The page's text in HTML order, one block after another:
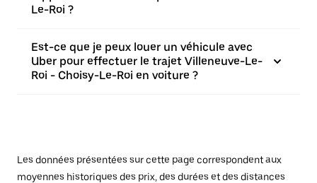
Le-Roi ?
Est-ce que je peux louer un véhicule avec
Uber pour effectuer le trajet Villeneuve-Le-
Roi - Choisy-Le-Roi en voiture ?
Les données présentées sur cette page correspondent aux
moyennes historiques des prix, des durées et des distances